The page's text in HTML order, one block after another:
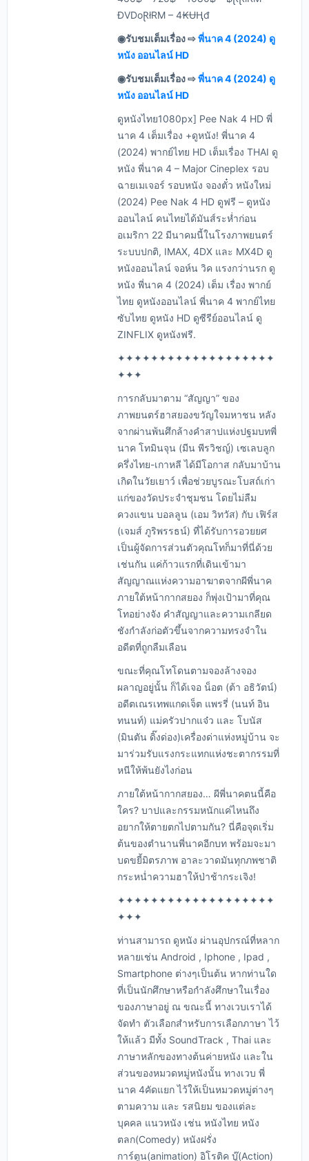
ĐVDoⱤłRM – 4₭ɄⱧđ
◉รับชมเต็มเรื่อง ⇨พี่นาค 4 (2024) ดู
หนัง ออนไลน์ HD
◉รับชมเต็มเรื่อง ⇨พี่นาค 4 (2024) ดู
หนัง ออนไลน์ HD
ดูหนังไทย1080px] Pee Nak 4 HD พี่
นาค 4 เต็มเรื่อง +ดูหนัง! พี่นาค 4
(2024) พากย์ไทย HD เต็มเรื่อง THAI ดู
หนัง พี่นาค 4 – Major Cineplex รอบ
ฉายเมเจอร์ รอบหนัง จองตั๋ว หนังใหม่
(2024) Pee Nak 4 HD ดูฟรี – ดูหนัง
ออนไลน์ คนไทยได้มันส์ระห่ำก่อน
อเมริกา 22 มีนาคมนี้ในโรงภาพยนตร์
ระบบปกติ, IMAX, 4DX และ MX4D ดู
หนังออนไลน์ จอห์น วิค แรงกว่านรก ดู
หนัง พี่นาค 4 (2024) เต็ม เรื่อง พากย์
ไทย ดูหนังออนไลน์ พี่นาค 4 พากย์ไทย
ซับไทย ดูหนัง HD ดูซีรีย์ออนไลน์ ดู
ZINFLIX ดูหนังฟรี.
✦✦✦✦✦✦✦✦✦✦✦✦✦✦✦✦✦✦✦
✦✦✦
การกลับมาตาม “สัญญา” ของ
ภาพยนตร์ฮาสยองขวัญใจมหาชน หลัง
จากผ่านพ้นศึกล้างคำสาปแห่งปฐมบทพี่
นาค โทมินจุน (มีน พีรวิชญ์) เซเลบลูก
ครึ่งไทย-เกาหลี ได้มีโอกาส กลับมาบ้าน
เกิดในวัยเยาว์ เพื่อช่วยบูรณะโบสถ์เก่า
แก่ของวัดประจำชุมชน โดยไม่ลืม
ควงแขน บอลลูน (เอม วิทวัส) กับ เฟิร์ส
(เจมส์ ภูริพรรธน์) ที่ได้รับการอวยยศ
เป็นผู้จัดการส่วนตัวคุณโทก็มาที่นี่ด้วย
เช่นกัน แค่ก้าวแรกที่เดินเข้ามา
สัญญาณแห่งความอาฆาตจากผีพี่นาค
ภายใต้หน้ากากสยอง ก็พุ่งเป้ามาที่คุณ
โทอย่างจัง คำสัญญาและความเกลียด
ชังกำลังก่อตัวขึ้นจากความทรงจำใน
อดีตที่ถูกลืมเลือน
ขณะที่คุณโทโดนตามจองล้างจอง
ผลาญอยู่นั้น ก็ได้เจอ น็อต (ต้า อธิวัตน์)
อดีตเณรเทพแกดเจ็ต แพรรี่ (นนท์ อิน
ทนนท์) แม่ครัวปากแจ๋ว และ โบนัส
(มินตัน ดิ๊งด่อง)เครื่องด่าแห่งหมู่บ้าน จะ
มาร่วมรับแรงกระแทกแห่งชะตากรรมที่
หนีให้พ้นยังไงก่อน
ภายใต้หน้ากากสยอง… ผีพี่นาคตนนี้คือ
ใคร? บาปและกรรมหนักแค่ไหนถึง
อยากให้ตายตกไปตามกัน? นี่คือจุดเริ่ม
ต้นของตำนานพี่นาคอีกบท พร้อมจะมา
บดขยี้มิตรภาพ อาละวาดมันทุกภพชาติ
กระหน่ำความฮาให้ป่าช้ากระเจิง!
✦✦✦✦✦✦✦✦✦✦✦✦✦✦✦✦✦✦✦
✦✦✦
ท่านสามารถ ดูหนัง ผ่านอุปกรณ์ที่หลาก
หลายเช่น Android , Iphone , Ipad ,
Smartphone ต่างๆเป็นต้น หากท่านใด
ที่เป็นนักศึกษาหรือกำลังศึกษาในเรื่อง
ของภาษาอยู่ ณ ขณะนี้ ทางเวบเราได้
จัดทำ ตัวเลือกสำหรับการเลือกภาษา ไว้
ให้แล้ว มีทั้ง SoundTrack , Thai และ
ภาษาหลักของทางต้นค่ายหนัง และใน
ส่วนของหมวดหมู่หนังนั้น ทางเวบ พี่
นาค 4คัดแยก ไว้ให้เป็นหมวดหมู่ต่างๆ
ตามความ และ รสนิยม ของแต่ละ
บุคคล แนวหนัง เช่น หนังไทย หนัง
ตลก(Comedy) หนังฝรั่ง
การ์ตูน(animation) อิโรติค บู๊(Action)